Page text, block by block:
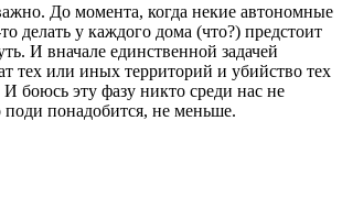
До момента, когда некие автономные
делать у каждого дома (что?) предстоит
И вначале единственной задачей
тех или иных территорий и убийство тех
боюсь эту фазу никто среди нас не
поди понадобится, не меньше.